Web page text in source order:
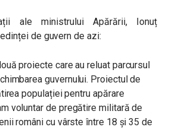
ale ministrului Apărării, Ionuț
de guvern de azi:
proiecte care au reluat parcursul
guvernului. Proiectul de
populației pentru apărare
voluntar de pregătire militară de
români cu vârste între 18 și 35 de